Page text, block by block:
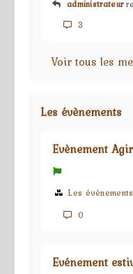
administrateur
3
Voir tous les
Les évènements
Evènement
Les évènements
0
Evénement